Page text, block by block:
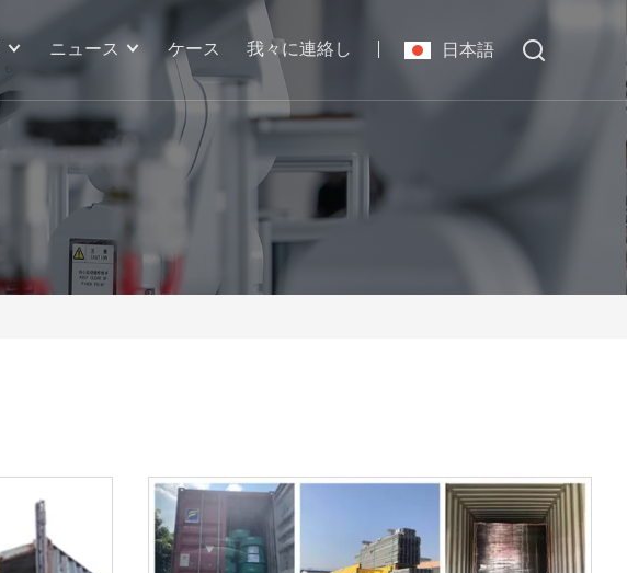
日本語
ニュース ケース 我々に連絡し